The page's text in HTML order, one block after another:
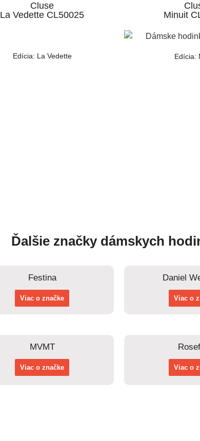
Cluse
La Vedette CL50025
Edícia: La Vedette
Minuit
Edícia:
Ďalšie značky dámskych
Festina
Viac o značke
Daniel
Viac o
MVMT
Viac o značke Viac o